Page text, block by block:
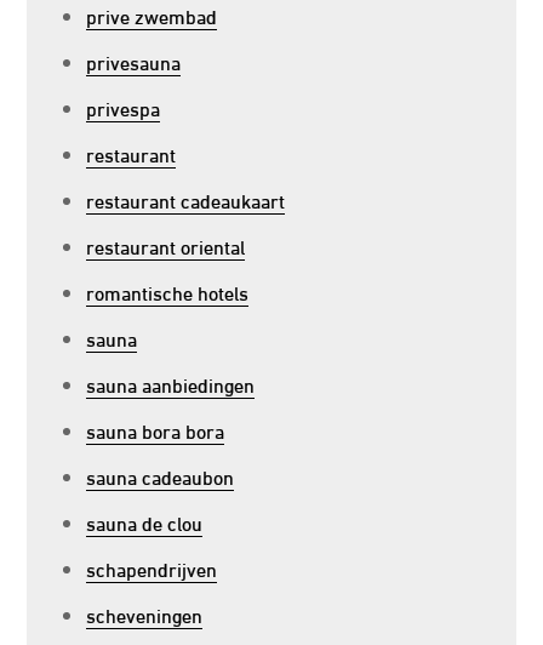
prive zwembad
privesauna
privespa
restaurant
restaurant cadeaukaart
restaurant oriental
romantische hotels
sauna
sauna aanbiedingen
sauna bora bora
sauna cadeaubon
sauna de clou
schapendrijven
scheveningen